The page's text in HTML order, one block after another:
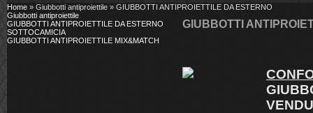
Home » Giubbotti antiproiettile » GIUBBOTTI ANTIPROIETTILE DA ESTERNO
Giubbotti antiproiettile
GIUBBOTTI ANTIPROIETTILE DA ESTERNO
SOTTOCAMICIA
GIUBBOTTI ANTIPROIETTILE MIX&MATCH
GIUBBOTTI